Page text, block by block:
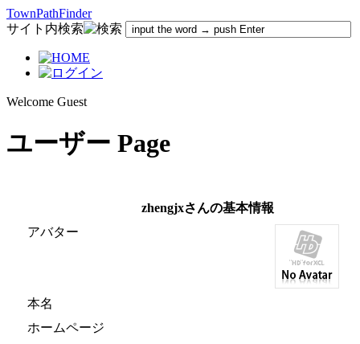
TownPathFinder
サイト内検索
Welcome Guest
ユーザー Page
zhengjxさんの基本情報
アバター
本名
ホームページ